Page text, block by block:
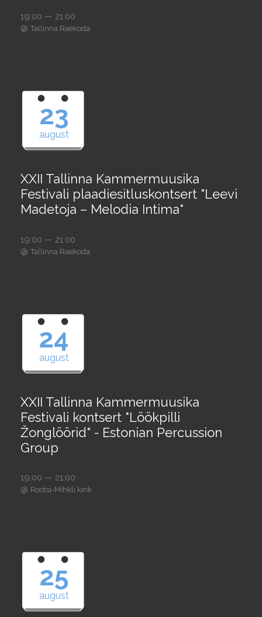
19:00 — 21:00
@ Tallinna Raekoda
23
august
XXII Tallinna Kammermuusika
Festivali plaadiesitluskontsert "Leevi
Madetoja – Melodia Intima"
19:00 — 21:00
@ Tallinna Raekoda
24
august
XXII Tallinna Kammermuusika
Festivali kontsert "Löökpilli
Žonglöörid" - Estonian Percussion
Group
19:00 — 21:00
@ Rootsi-Mihkli kirik
25
august